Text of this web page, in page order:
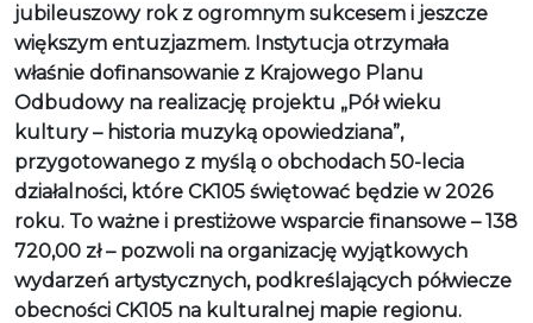
jubileuszowy rok z ogromnym sukcesem i jeszcze
większym entuzjazmem. Instytucja otrzymała
właśnie dofinansowanie z Krajowego Planu
Odbudowy na realizację projektu „Pół wieku
kultury – historia muzyką opowiedziana”,
przygotowanego z myślą o obchodach 50-lecia
działalności, które CK105 świętować będzie w 2026
roku. To ważne i prestiżowe wsparcie finansowe – 138
720,00 zł – pozwoli na organizację wyjątkowych
wydarzeń artystycznych, podkreślających półwiecze
obecności CK105 na kulturalnej mapie regionu.